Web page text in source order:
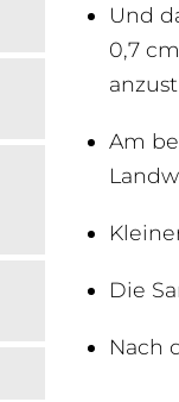
Und
0,7
Am
Die
Nach